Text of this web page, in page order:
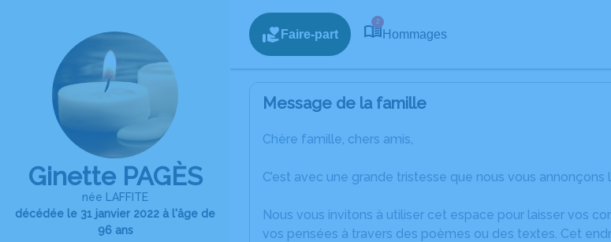
Ginette PAGÈS
née LAFFITE
décédée le 31 janvier 2022 à l'âge de
96 ans
Faire-part
2
Hommages
Message de la famille
Chère famille, chers amis,
C’est avec une grande tristesse que nous vous
Nous vous invitons à utiliser cet espace pour laisser vos
vos pensées à travers des poèmes ou des textes. Cet